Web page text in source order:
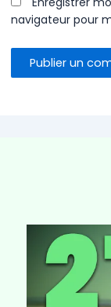
navigateur pour